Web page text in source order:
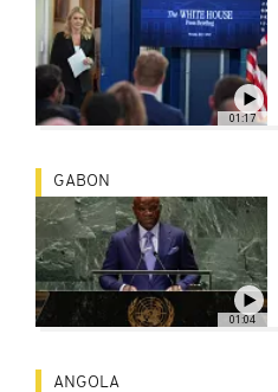
01:17
01:04
GABON
ANGOLA